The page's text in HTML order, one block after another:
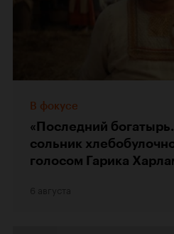
В фокусе
«Последний
сольник
голосом Гарика